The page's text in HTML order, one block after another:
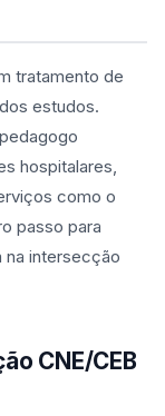
tratamento de
estudos.
hospitalares,
como o
passo para
na intersecção
CNE/CEB